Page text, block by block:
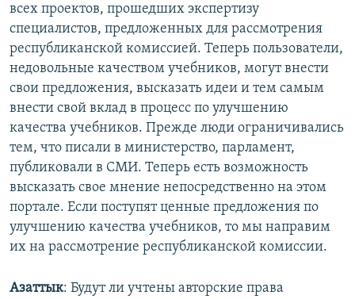
всех проектов, прошедших экспертизу
специалистов, предложенных для рассмотрения
республиканской комиссией. Теперь пользователи,
недовольные качеством учебников, могут внести
свои предложения, высказать идеи и тем самым
внести свой вклад в процесс по улучшению
качества учебников. Прежде люди ограничивались
тем, что писали в министерство, парламент,
публиковали в СМИ. Теперь есть возможность
высказать свое мнение непосредственно на этом
портале. Если поступят ценные предложения по
улучшению качества учебников, то мы направим
их на рассмотрение республиканской комиссии.
Азаттык: Будут ли учтены авторские права